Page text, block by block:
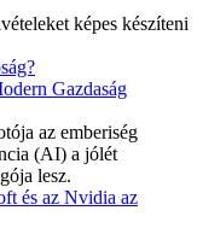
képes készíteni
Gazdaság
az emberiség
(AI) a jólét
lesz.
és az Nvidia az